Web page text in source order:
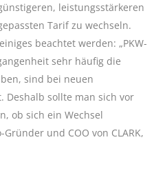
leistungsstärkeren
Tarif zu wechseln.
beachtet werden: „PKW-
sehr häufig die
sind bei neuen
Deshalb sollte man sich vor
ob sich ein Wechsel
und COO von CLARK,